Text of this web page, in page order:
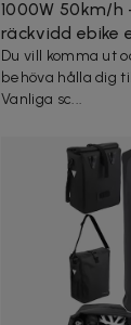
1000W 50km/h
räckvidd ebike
Du vill komma ut
behöva hålla dig
Vanliga sc...